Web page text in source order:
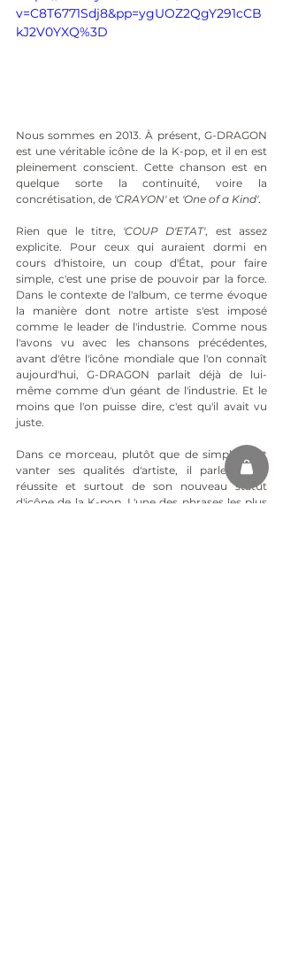
v=C8T6771Sdj8&pp=ygUOZ2QgY291cCB
kJ2V0YXQ%3D
Nous sommes en 2013. À présent, G-DRAGON
est une véritable icône de la K-pop, et il en est
pleinement conscient. Cette chanson est en
quelque sorte la continuité, voire la
concrétisation, de 'CRAYON' et 'One of a Kind'.
Rien que le titre, 'COUP D'ETAT', est assez
explicite. Pour ceux qui auraient dormi en
cours d'histoire, un coup d'État, pour faire
simple, c'est une prise de pouvoir par la force.
Dans le contexte de l'album, ce terme évoque
la manière dont notre artiste s'est imposé
comme le leader de l'industrie. Comme nous
l'avons vu avec les chansons précédentes,
avant d'être l'icône mondiale que l'on connaît
aujourd'hui, G-DRAGON parlait déjà de lui-
même comme d'un géant de l'industrie. Et le
moins que l'on puisse dire, c'est qu'il avait vu
juste.
Dans ce morceau, plutôt que de simplement
vanter ses qualités d'artiste, il parle de sa
réussite et surtout de son nouveau statut
d'icône de la K-pop. L'une des phrases les plus